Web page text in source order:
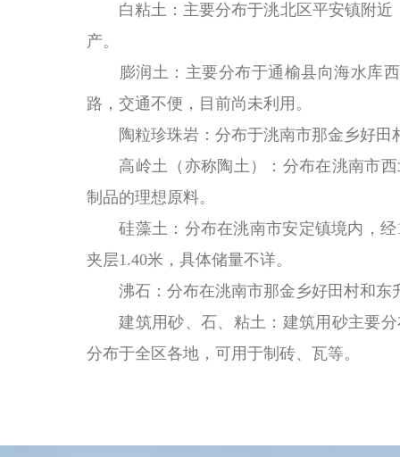
白粘土：主要分布于洮北区平安镇附近
产。
膨润土：主要分布于通榆县向海水库
路，交通不便，目前尚未利用。
陶粒珍珠岩：分布于洮南市那金乡好
高岭土（亦称陶土）：分布在洮南市
制品的理想原料。
硅藻土：分布在洮南市安定镇境内，经
夹层1.40米，具体储量不详。
沸石：分布在洮南市那金乡好田村和东
建筑用砂、石、粘土：建筑用砂主要
分布于全区各地，可用于制砖、瓦等。